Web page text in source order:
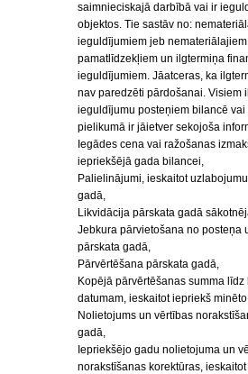
saimnieciskajā darbībā vai ir
objektos. Tie sastāv no:
ieguldījumiem jeb
pamatlīdzekļiem un ilgtermiņa
ieguldījumiem. Jāatceras, ka
nav paredzēti pārdošanai. Visiem
ieguldījumu posteņiem bilancē vai
pielikumā ir jāietver sekojoša
Iegādes cena vai ražošanas
iepriekšējā gada bilancei,
Palielinājumi, ieskaitot
gadā,
Likvidācija pārskata gadā
Jebkura pārvietošana no posteņa
pārskata gadā,
Pārvērtēšana pārskata gadā,
Kopējā pārvērtēšanas summa līdz
datumam, ieskaitot iepriekš
Nolietojums un vērtības
gadā,
Iepriekšējo gadu nolietojuma un
norakstīšanas korektūras,